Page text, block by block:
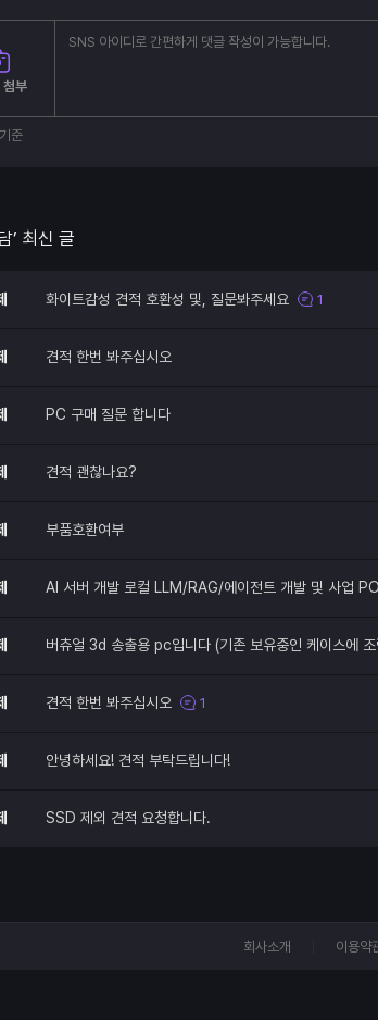
첨부
준
’ 최신 글
화이트감성 견적 호환성 및, 질문봐주세요 1
견적 한번 봐주십시오
PC 구매 질문 합니다
견적 괜찮나요?
부품호환여부
AI 서버 개발 로컬 LLM/RAG/에이전트 개발 및 사업
버츄얼 3d 송출용 pc입니다 (기존 보유중인 케이스에 조
견적 한번 봐주십시오 1
안녕하세요! 견적 부탁드립니다!
SSD 제외 견적 요청합니다.
회사소개 이용약